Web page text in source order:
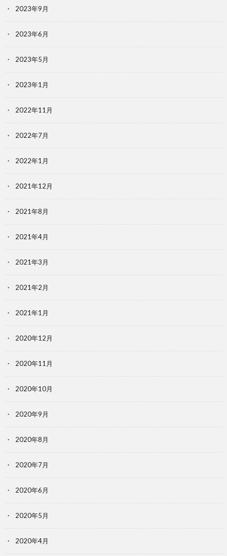
2023年9月
2023年6月
2023年5月
2023年1月
2022年11月
2022年7月
2022年1月
2021年12月
2021年8月
2021年4月
2021年3月
2021年2月
2021年1月
2020年12月
2020年11月
2020年10月
2020年9月
2020年8月
2020年7月
2020年6月
2020年5月
2020年4月